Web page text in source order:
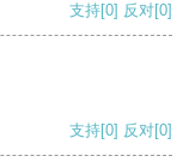
支持[0] 反对[0]
支持[0] 反对[0]